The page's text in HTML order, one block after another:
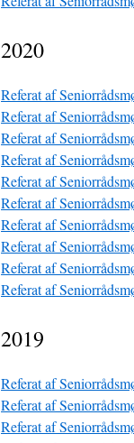
2020
Referat af
Referat af
Referat af
Referat af
Referat af
Referat af
Referat af
Referat af
Referat af
Referat af
2019
Referat af
Referat af
Referat af